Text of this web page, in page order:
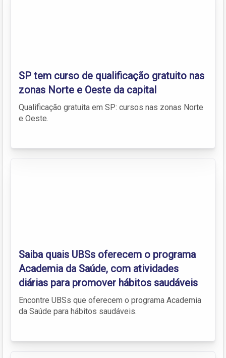
SP tem curso de qualificação gratuito nas
zonas Norte e Oeste da capital
Qualificação gratuita em SP: cursos nas zonas Norte
e Oeste.
Saiba quais UBSs oferecem o programa
Academia da Saúde, com atividades
diárias para promover hábitos saudáveis
Encontre UBSs que oferecem o programa Academia
da Saúde para hábitos saudáveis.